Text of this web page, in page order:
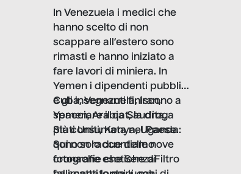
In Venezuela i medici che
hanno scelto di non
scappare all’estero sono
rimasti e hanno iniziato a
fare lavori di miniera. In
Yemen i dipendenti pubblici
e gli insegnanti finiscono a
spacciare il qat, la droga
più consumata nel Paese.
Sono solo due delle nove
fotografie che SenzaFiltro
Cuba, Venezuela, Iran,
Yemen, Arabia Saudita,
Stati Uniti, Kenya, Uganda:
qui non raccontiamo
cronache esotiche di